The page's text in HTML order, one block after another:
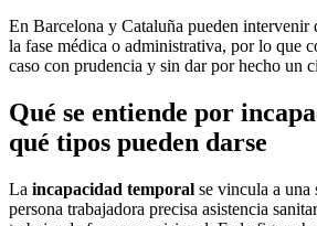
En Barcelona y Cataluña pueden intervenir
la fase médica o administrativa, por lo que
caso con prudencia y sin dar por hecho un
Qué se entiende por
qué tipos pueden darse
La incapacidad temporal se vincula a una
persona trabajadora precisa asistencia